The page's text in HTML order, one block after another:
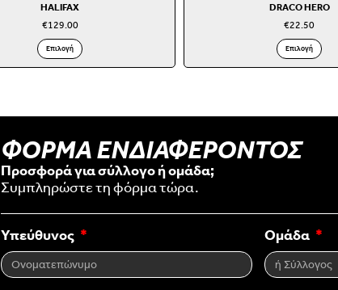
HALIFAX
€129.00
Επιλογή
DRACO HERO
€22.50
Επιλογή
ΦΟΡΜΑ ΕΝΔΙΑΦΕΡΟΝΤΟΣ
Προσφορά για σύλλογο ή ομάδα;
Συμπληρώστε τη φόρμα τώρα.
Υπεύθυνος Ομάδα